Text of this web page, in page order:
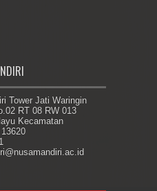
Tower Jati Waringin
RT 08 RW 013
Kecamatan